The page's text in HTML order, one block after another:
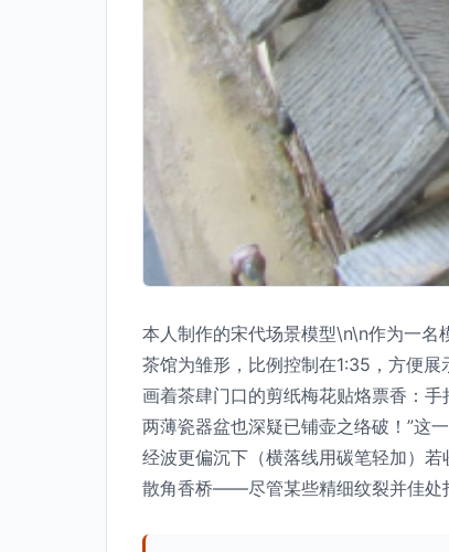
本人制作的宋代场景模型\n\n作为一名
茶馆为雏形，比例控制在1:35，方便
画着茶肆门口的剪纸梅花贴烙票香：
两薄瓷器盆也深疑已铺壶之络破！”这
经波更偏沉下（横落线用碳笔轻加）
散角香桥——尽管某些精细纹裂并佳处